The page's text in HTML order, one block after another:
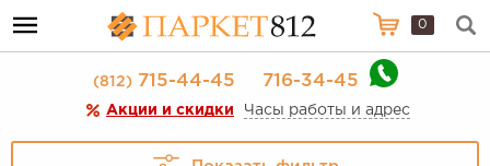
0
(812)715-44-45 716-34-45
Акции и скидки Часы работы и адрес